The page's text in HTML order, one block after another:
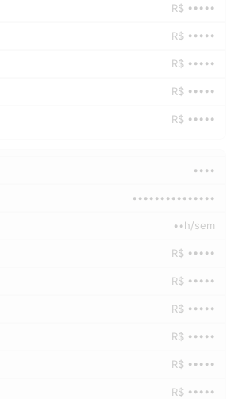
R$ •••••
R$ •••••
R$ •••••
R$ •••••
R$ •••••
••••
•••••••••••••••
••h/sem
R$ •••••
R$ •••••
R$ •••••
R$ •••••
R$ •••••
R$ •••••